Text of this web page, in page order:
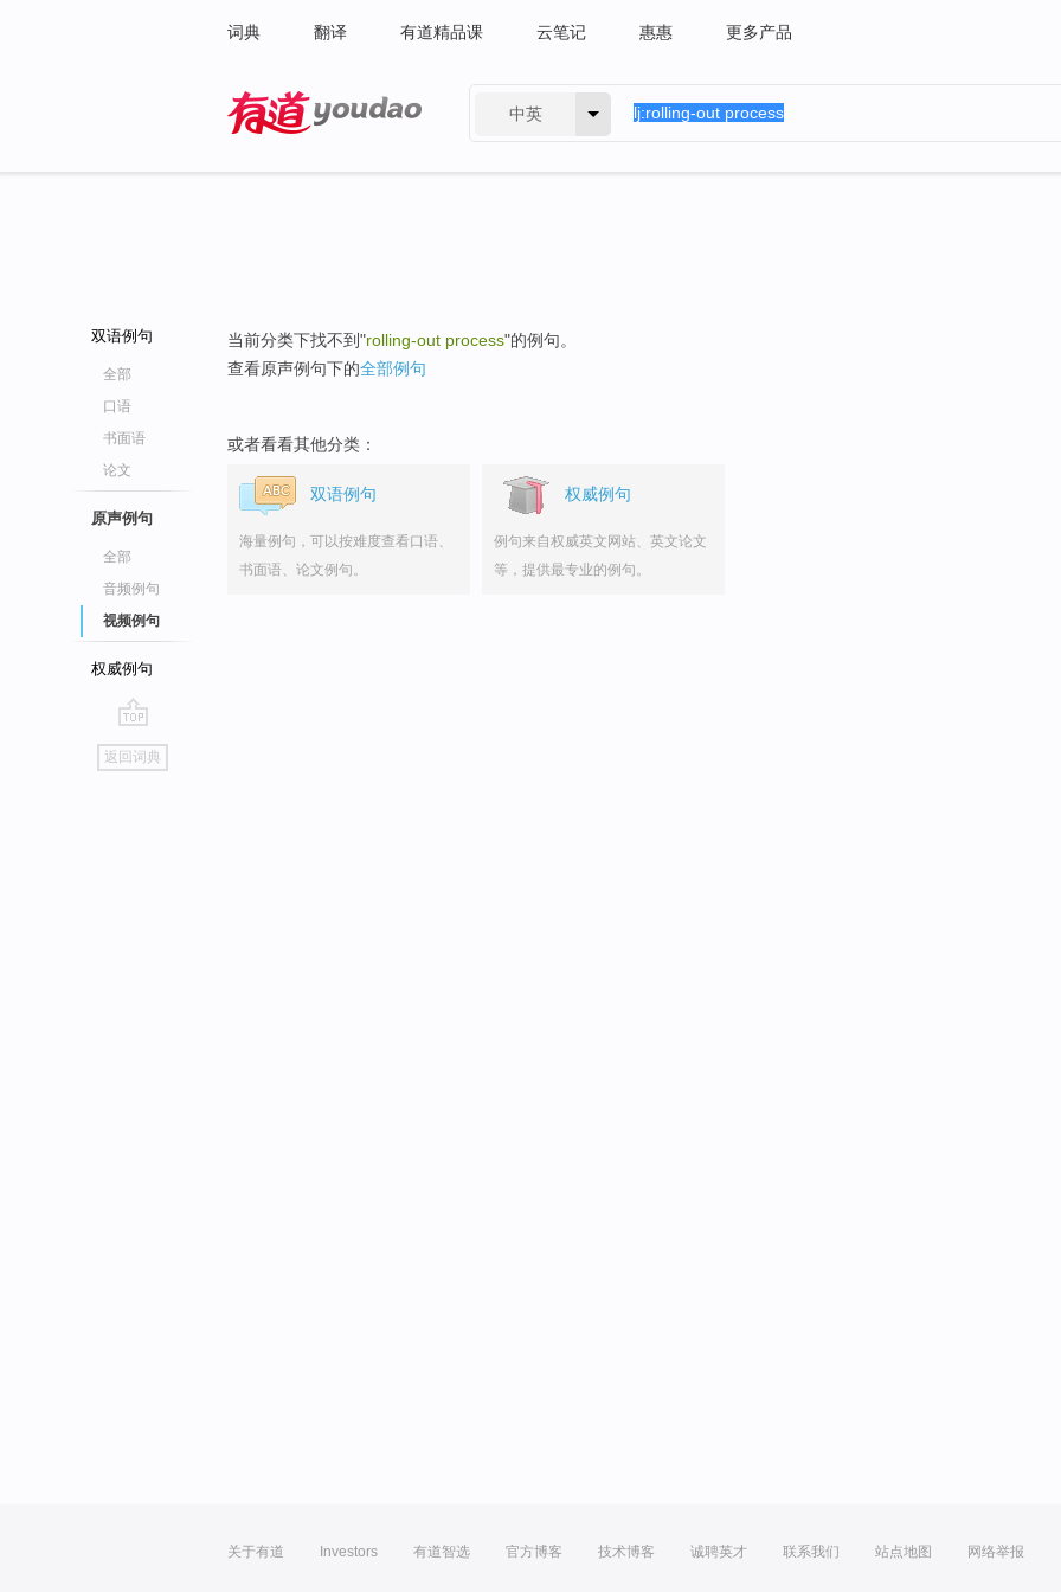
词典 翻译 有道精品课 云笔记 惠惠 更多产品
中英
双语例句
全部
口语
书面语
论文
原声例句
全部
音频例句
视频例句
权威例句
go
top
返回词典
当前分类下找不到"rolling-out process"的例句。
查看原声例句下的全部例句
或者看看其他分类：
双语例句
海量例句，可以按难度查看口语、
书面语、论文例句。
权威例句
例句来自权威英文网站、英文论文
等，提供最专业的例句。
关于有道 Investors 有道智选 官方博客 技术博客 诚聘英才 联系我们 站点地图 网络举报